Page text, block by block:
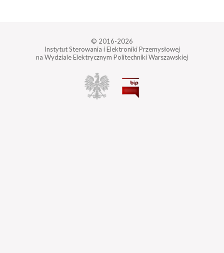
© 2016-2026
Instytut Sterowania i Elektroniki Przemysłowej
na Wydziale Elektrycznym Politechniki Warszawskiej